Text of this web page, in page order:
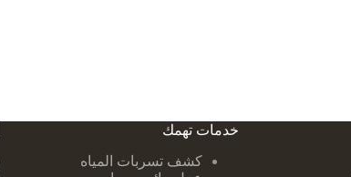
خدمات تهمك
كشف تسربات ا لمياه